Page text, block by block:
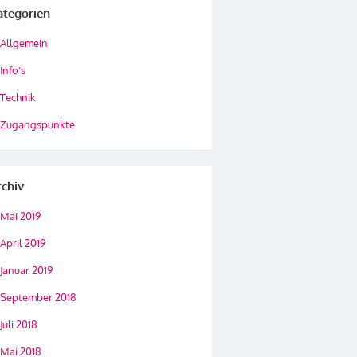
Allgemein
Info's
Technik
Zugangspunkte
Mai 2019
April 2019
Januar 2019
September 2018
Juli 2018
Mai 2018